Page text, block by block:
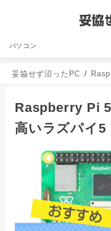
パソコン
妥協せず沼ったPC
Raspberry Pi
高いラズパイ5